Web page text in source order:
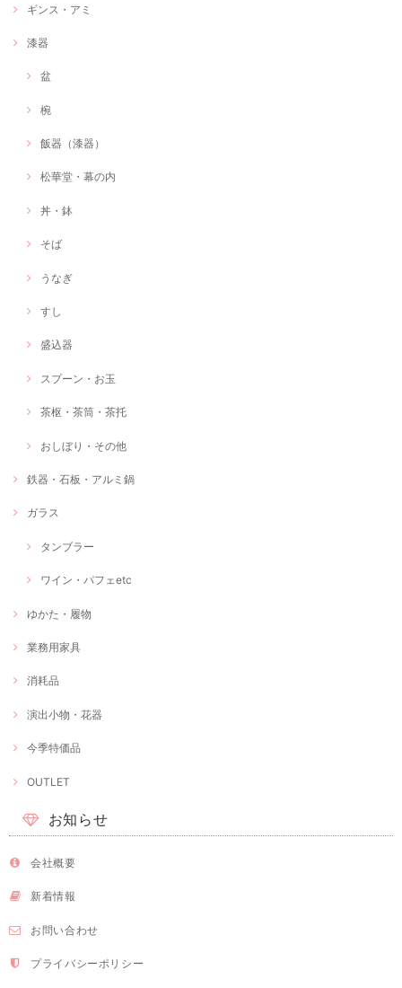
ギンス・アミ
漆器
盆
椀
飯器（漆器）
松華堂・幕の内
丼・鉢
そば
うなぎ
すし
盛込器
スプーン・お玉
茶枢・茶筒・茶托
おしぼり・その他
鉄器・石板・アルミ鍋
ガラス
タンブラー
ワイン・パフェetc
ゆかた・履物
業務用家具
消耗品
演出小物・花器
今季特価品
OUTLET
お知らせ
会社概要
新着情報
お問い合わせ
プライバシーポリシー